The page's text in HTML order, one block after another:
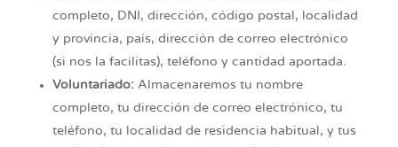
completo, DNI, dirección, código postal, localidad
y provincia, país, dirección de correo electrónico
(si nos la facilitas), teléfono y cantidad aportada.
Voluntariado: Almacenaremos tu nombre
completo, tu dirección de correo electrónico, tu
teléfono, tu localidad de residencia habitual, y tus